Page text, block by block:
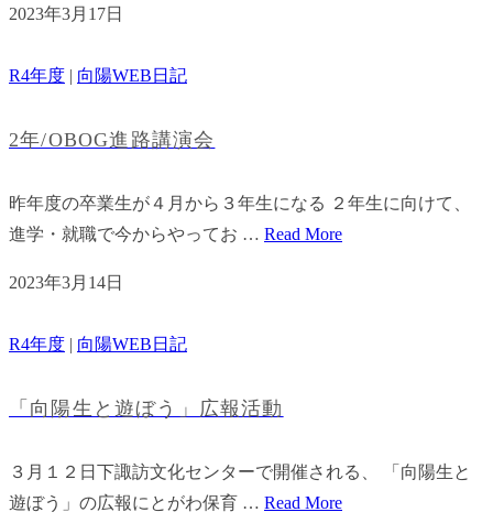
2023年3月17日
R4年度 | 向陽WEB日記
2年/OBOG進路講演会
昨年度の卒業生が４月から３年生になる ２年生に向けて、
進学・就職で今からやってお … Read More
2023年3月14日
R4年度 | 向陽WEB日記
「向陽生と遊ぼう」広報活動
３月１２日下諏訪文化センターで開催される、 「向陽生と
遊ぼう」の広報にとがわ保育 … Read More